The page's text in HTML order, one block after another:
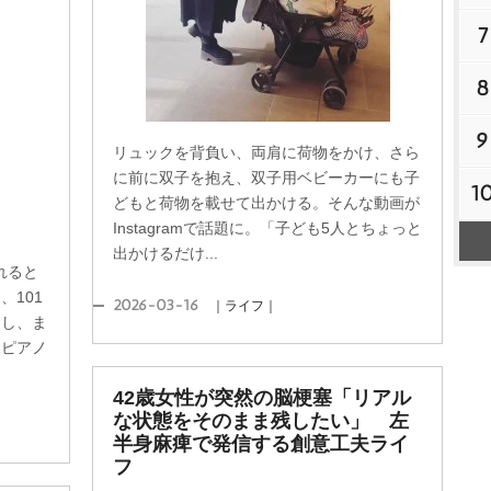
リュックを背負い、両肩に荷物をかけ、さら
に前に双子を抱え、双子用ベビーカーにも子
どもと荷物を載せて出かける。そんな動画が
Instagramで話題に。「子ども5人とちょっと
出かけるだけ...
2026-03-16 ｜ライフ｜
ると
101
、ま
アノ
42歳女性が突然の脳梗塞「リアル
な状態をそのまま残したい」 左
半身麻痺で発信する創意工夫ライ
フ
7
8
9